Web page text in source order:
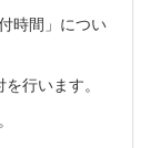
時間」につい
行います。